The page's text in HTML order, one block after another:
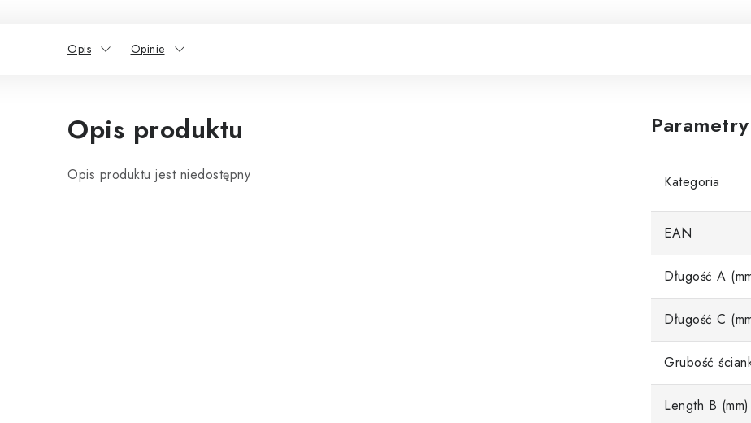
Opis Opinie
Opis produktu
Opis produktu jest niedostępny Kategoria
EAN
Długość A
Długość C
Grubość
Length B (mm)